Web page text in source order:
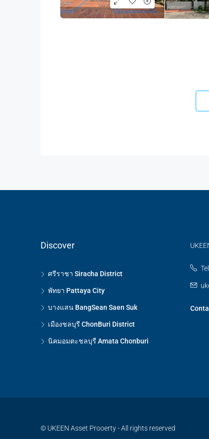
Discover
ศรีราชา Siracha District
พัทยา Pattaya City
บางแสน BangSean Saen Suk
เมืองชลบุรี ChonBuri District
นิคมอมตะชลบุรี Amata Chonburi
© UKEEN Asset Prooerty - All rights reserved